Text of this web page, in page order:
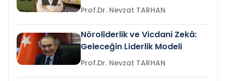
Prof.Dr. Nevzat TARHAN
Nöroliderlik ve Vicdani Zekâ:
Geleceğin Liderlik Modeli
Prof.Dr. Nevzat TARHAN